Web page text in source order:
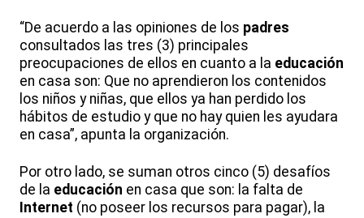
“De acuerdo a las opiniones de los padres
consultados las tres (3) principales
preocupaciones de ellos en cuanto a la educación
en casa son: Que no aprendieron los contenidos
los niños y niñas, que ellos ya han perdido los
hábitos de estudio y que no hay quien les ayudara
en casa”, apunta la organización.
Por otro lado, se suman otros cinco (5) desafíos
de la educación en casa que son: la falta de
Internet (no poseer los recursos para pagar), la